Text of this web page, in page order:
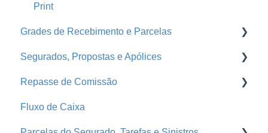
Print
Grades de Recebimento e Parcelas
Parcelas
Grades de Recebimento
Segurados, Propostas e Apólices
Endossos
Propostas e Apólices
Repasse de Comissão
Grade de Pagamento - Repasse
Fluxo de Caixa